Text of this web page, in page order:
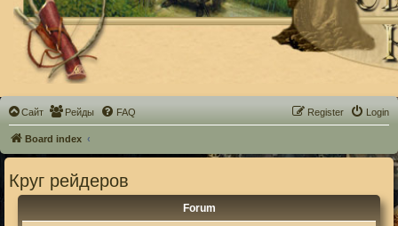
Сайт Рейды FAQ Login
Register
Board index
Круг рейдеров
Forum